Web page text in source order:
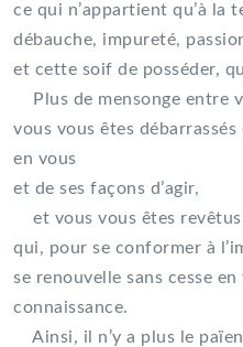
ce qui n’appartient qu’à la
débauche, impureté,
et cette soif de posséder,
Plus de mensonge entre
vous vous êtes
en vous
et de ses façons d’agir,
et vous vous êtes revêtus
qui, pour se conformer à
se renouvelle sans cesse
connaissance.
Ainsi, il n’y a plus le